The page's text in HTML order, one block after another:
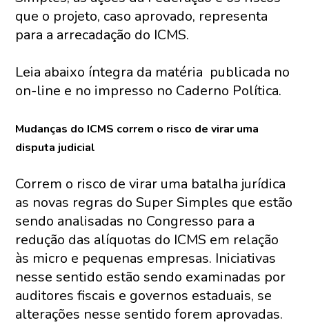
que o projeto, caso aprovado, representa
para a arrecadação do ICMS.
Leia abaixo íntegra da matéria publicada no
on-line e no impresso no Caderno Política.
Mudanças do ICMS correm o risco de virar uma
disputa judicial
Correm o risco de virar uma batalha jurídica
as novas regras do Super Simples que estão
sendo analisadas no Congresso para a
redução das alíquotas do ICMS em relação
às micro e pequenas empresas. Iniciativas
nesse sentido estão sendo examinadas por
auditores fiscais e governos estaduais, se
alterações nesse sentido forem aprovadas.